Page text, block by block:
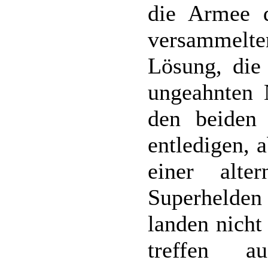
die Armee
Lösung,
den
entledigen,
einer
landen
treffen